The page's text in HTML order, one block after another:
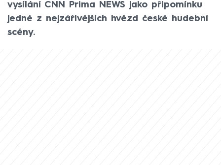
vysílání CNN Prima NEWS jako připomínku
jedné z nejzářivějších hvězd české hudební
scény.